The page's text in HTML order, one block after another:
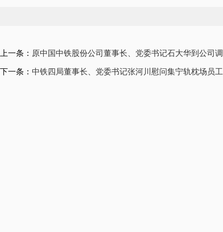
上一条： 原中国中铁股份公司董事长、党委书记石大华到公司
下一条： 中铁四局董事长、党委书记张河川慰问集宁轨枕场员工